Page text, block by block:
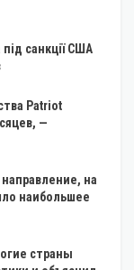
санкції США
Patriot
—
на
наибольшее
страны